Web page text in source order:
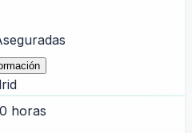
horas